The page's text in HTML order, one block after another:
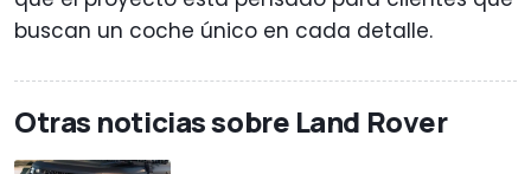
buscan un coche único en cada detalle.
Otras noticias sobre Land Rover